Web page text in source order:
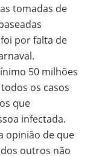
tomadas de
por falta de
50 milhões
os casos
que
infectada.
opinião de que
outros não